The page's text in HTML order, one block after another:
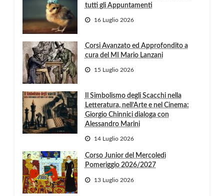
tutti gli Appuntamenti
16 Luglio 2026
Corsi Avanzato ed Approfondito a
cura del MI Mario Lanzani
15 Luglio 2026
Il Simbolismo degli Scacchi nella
Letteratura, nell’Arte e nel Cinema:
Giorgio Chinnici dialoga con
Alessandro Marini
14 Luglio 2026
Corso Junior del Mercoledì
Pomeriggio 2026/2027
13 Luglio 2026